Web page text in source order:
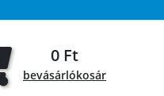
0 Ft
bevásárlókosár